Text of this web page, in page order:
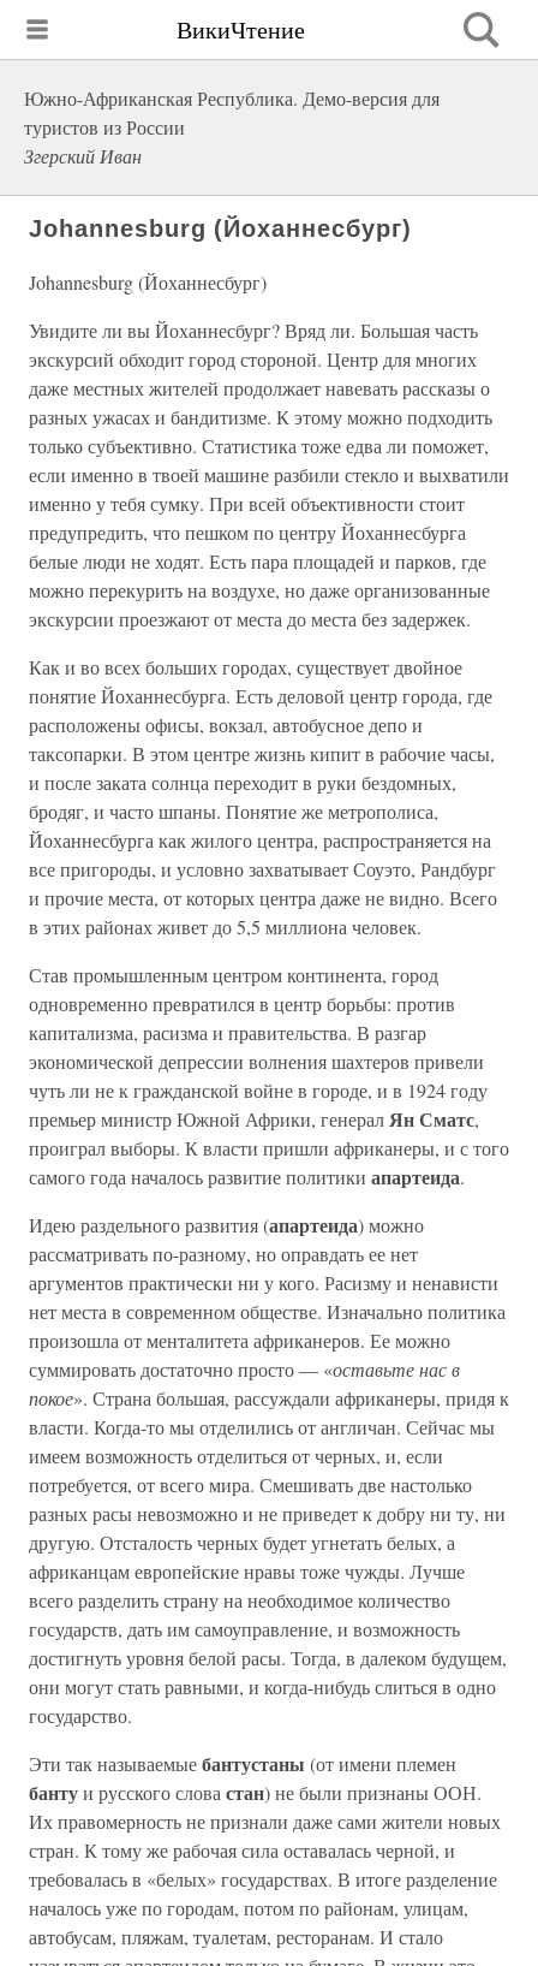
ВикиЧтение
Южно-Африканская Республика. Демо-версия для
туристов из России
Згерский Иван
Johannesburg (Йоханнесбург)
Johannesburg (Йоханнесбург)
Увидите ли вы Йоханнесбург? Вряд ли. Большая часть
экскурсий обходит город стороной. Центр для многих
даже местных жителей продолжает навевать рассказы о
разных ужасах и бандитизме. К этому можно подходить
только субъективно. Статистика тоже едва ли поможет,
если именно в твоей машине разбили стекло и выхватили
именно у тебя сумку. При всей объективности стоит
предупредить, что пешком по центру Йоханнесбурга
белые люди не ходят. Есть пара площадей и парков, где
можно перекурить на воздухе, но даже организованные
экскурсии проезжают от места до места без задержек.
Как и во всех больших городах, существует двойное
понятие Йоханнесбурга. Есть деловой центр города, где
расположены офисы, вокзал, автобусное депо и
таксопарки. В этом центре жизнь кипит в рабочие часы,
и после заката солнца переходит в руки бездомных,
бродяг, и часто шпаны. Понятие же метрополиса,
Йоханнесбурга как жилого центра, распространяется на
все пригороды, и условно захватывает Соуэто, Рандбург
и прочие места, от которых центра даже не видно. Всего
в этих районах живет до 5,5 миллиона человек.
Став промышленным центром континента, город
одновременно превратился в центр борьбы: против
капитализма, расизма и правительства. В разгар
экономической депрессии волнения шахтеров привели
чуть ли не к гражданской войне в городе, и в 1924 году
премьер министр Южной Африки, генералЯн Сматс,
проиграл выборы. К власти пришли африканеры, и с того
самого года началось развитие политики апартеида.
Идею раздельного развития (апартеида) можно
рассматривать по-разному, но оправдать ее нет
аргументов практически ни у кого. Расизму и ненависти
нет места в современном обществе. Изначально политика
произошла от менталитета африканеров. Ее можно
суммировать достаточно просто — «оставьте нас в
покое». Страна большая, рассуждали африканеры, придя к
власти. Когда-то мы отделились от англичан. Сейчас мы
имеем возможность отделиться от черных, и, если
потребуется, от всего мира. Смешивать две настолько
разных расы невозможно и не приведет к добру ни ту, ни
другую. Отсталость черных будет угнетать белых, а
африканцам европейские нравы тоже чужды. Лучше
всего разделить страну на необходимое количество
государств, дать им самоуправление, и возможность
достигнуть уровня белой расы. Тогда, в далеком будущем,
они могут стать равными, и когда-нибудь слиться в одно
государство.
Эти так называемыебантустаны (от имени племен
бантуи русского слова стан) не были признаны ООН.
Их правомерность не признали даже сами жители новых
стран. К тому же рабочая сила оставалась черной, и
требовалась в «белых» государствах. В итоге разделение
началось уже по городам, потом по районам, улицам,
автобусам, пляжам, туалетам, ресторанам. И стало